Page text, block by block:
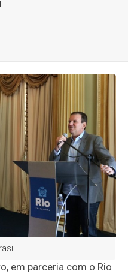
em parceria com o Rio